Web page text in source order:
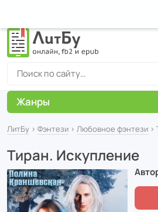
ЛитБу › Фэнтези › Любовное фэнтези ›
Тиран. Искупление
Жанры